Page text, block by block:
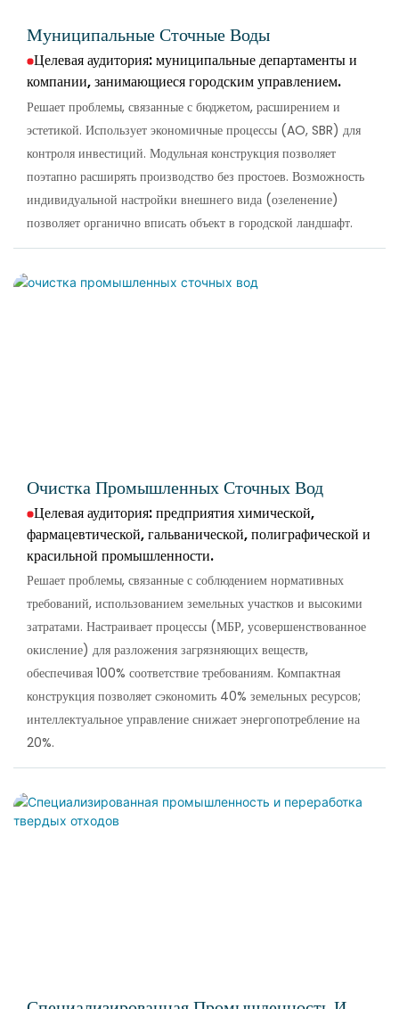
Муниципальные Сточные Воды
Целевая аудитория: муниципальные департаменты и
компании, занимающиеся городским управлением.
Решает проблемы, связанные с бюджетом, расширением и
эстетикой. Использует экономичные процессы (AO, SBR) для
контроля инвестиций. Модульная конструкция позволяет
поэтапно расширять производство без простоев. Возможность
индивидуальной настройки внешнего вида (озеленение)
позволяет органично вписать объект в городской ландшафт.
Очистка Промышленных Сточных Вод
Целевая аудитория: предприятия химической,
фармацевтической, гальванической, полиграфической и
красильной промышленности.
Решает проблемы, связанные с соблюдением нормативных
требований, использованием земельных участков и высокими
затратами. Настраивает процессы (МБР, усовершенствованное
окисление) для разложения загрязняющих веществ,
обеспечивая 100% соответствие требованиям. Компактная
конструкция позволяет сэкономить 40% земельных ресурсов;
интеллектуальное управление снижает энергопотребление на
20%.